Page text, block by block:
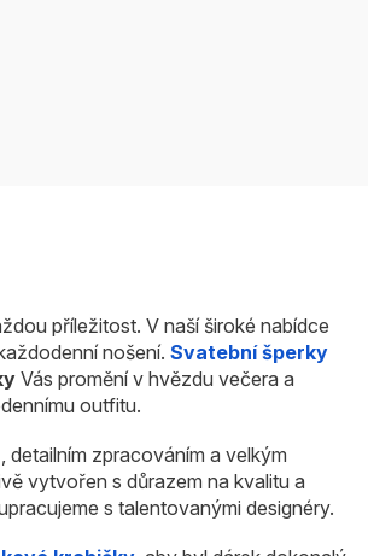
příležitost. V naší široké nabídce
nošení. Svatební šperky
Vás promění v hvězdu večera a
outfitu.
, detailním zpracováním a velkým
vytvořen s důrazem na kvalitu a
s talentovanými designéry.